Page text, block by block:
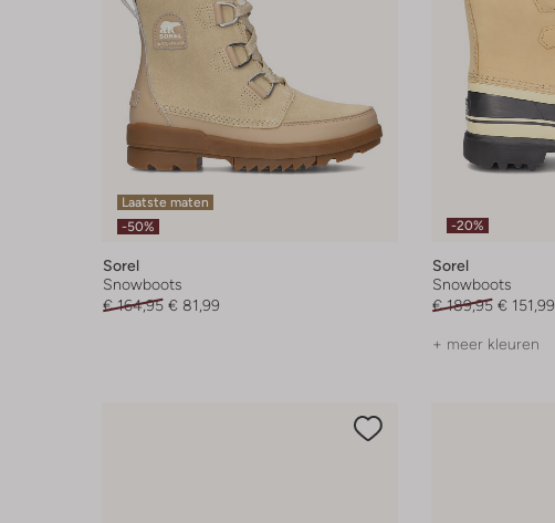
Laatste maten
-50%
Sorel
Snowboots
€ 164,95 € 81,99
-20%
Sorel
Snowboots
€ 189,95 € 151,99
+ meer kleuren